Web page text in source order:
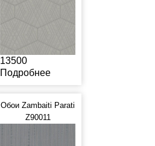
13500
Подробнее
Обои Zambaiti Parati
Z90011